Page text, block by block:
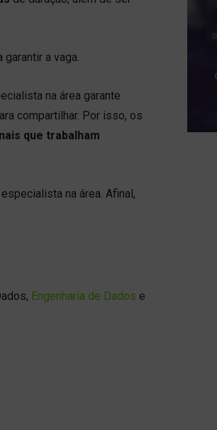
a vaga.
na área garante
compartilhar. Por isso, os
que trabalham
na área. Afinal,
Engenharia de Dados e